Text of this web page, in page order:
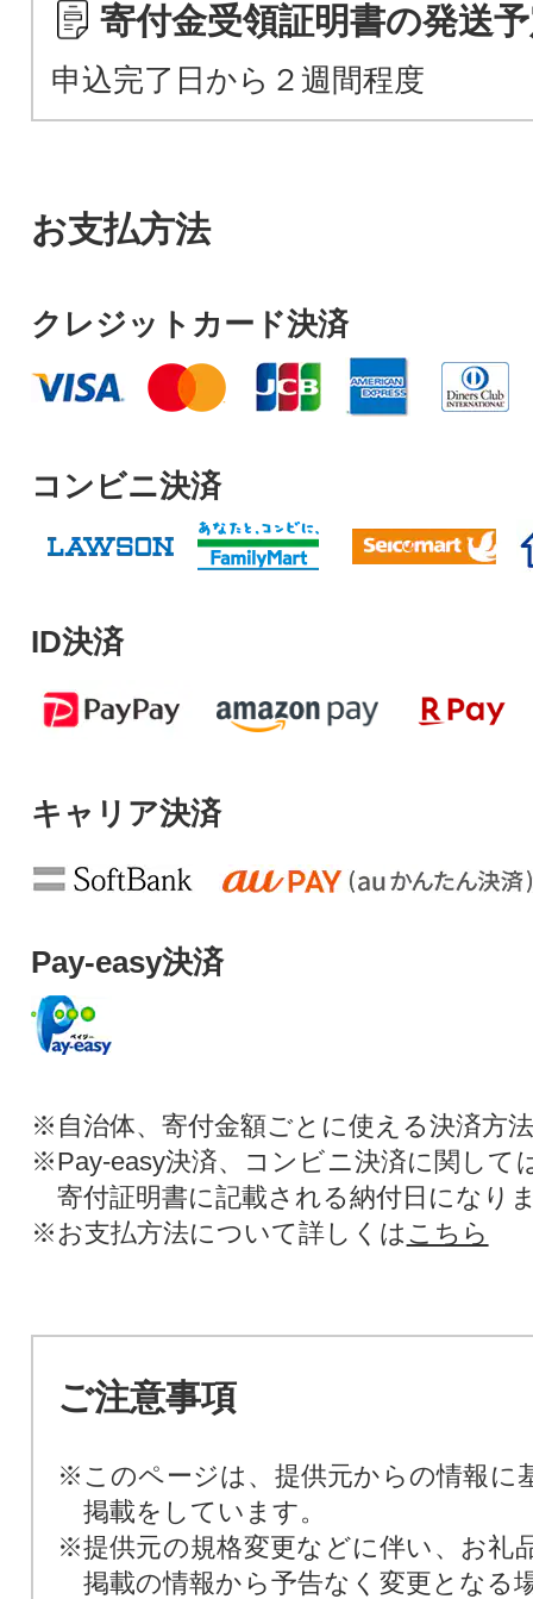
寄付金受領証明書の発送
申込完了日から２週間程度
お支払方法
クレジットカード決済
コンビニ決済
ID決済
キャリア決済
Pay-easy決済
※自治体、寄付金額ごとに使える決済方
※Pay-easy決済、コンビニ決済に関して
寄付証明書に記載される納付日になり
※お支払方法について詳しくは こちら
ご注意事項
※このページは、提供元からの情報に
掲載をしています。
※提供元の規格変更などに伴い、お礼
掲載の情報から予告なく変更となる